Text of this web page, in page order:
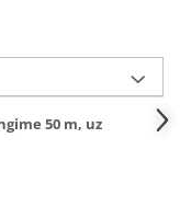
50 m, uz